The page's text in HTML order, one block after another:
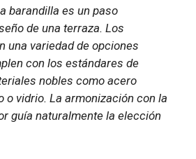
barandilla es un paso
de una terraza. Los
una variedad de opciones
con los estándares de
nobles como acero
o vidrio. La armonización con la
guía naturalmente la elección